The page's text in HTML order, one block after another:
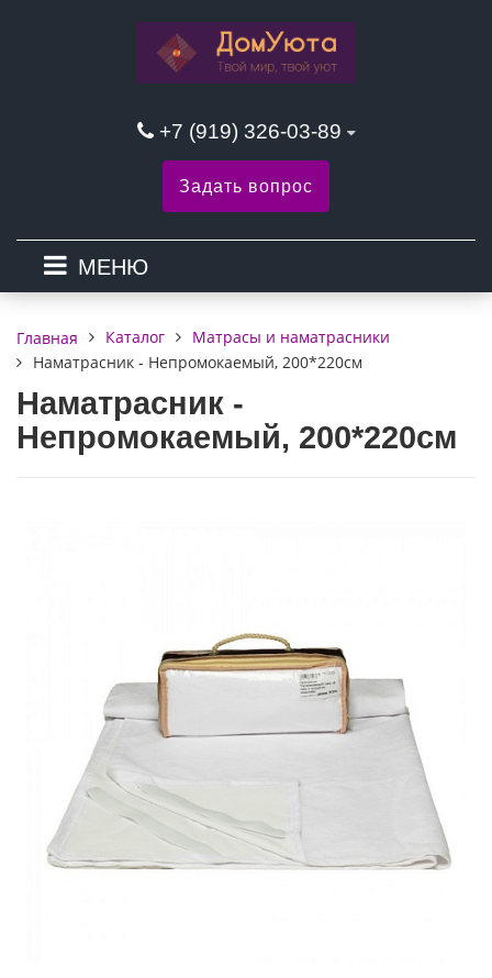
+7 (919) 326-03-89
Задать вопрос
МЕНЮ
Главная Каталог
Матрасы и наматрасники
Наматрасник - Непромокаемый, 200*220см
Наматрасник -
Непромокаемый, 200*220см